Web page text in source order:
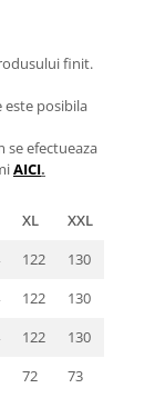
finit.
este posibila
se efectueaza
AICI.
XL
XXL
122
130
122
130
122
130
72 73